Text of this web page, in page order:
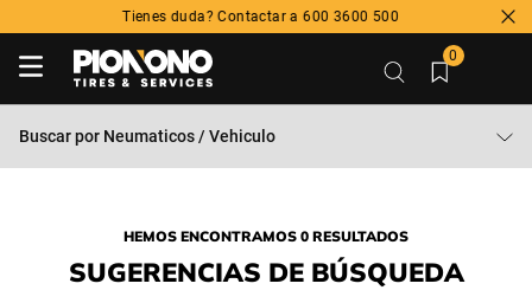
Tienes duda? Contactar a 600 3600 500
0
Buscar por Neumaticos / Vehiculo
HEMOS ENCONTRAMOS 0 RESULTADOS
SUGERENCIAS DE BÚSQUEDA